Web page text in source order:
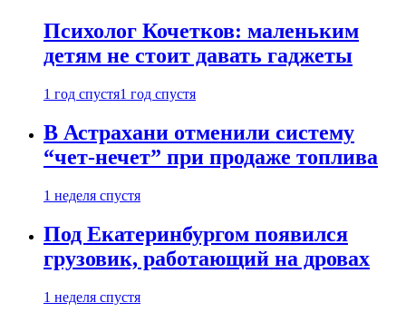
Психолог Кочетков: маленьким
детям не стоит давать гаджеты
1 год спустя1 год спустя
В Астрахани отменили систему
“чет-нечет” при продаже топлива
1 неделя спустя
Под Екатеринбургом появился
грузовик, работающий на дровах
1 неделя спустя